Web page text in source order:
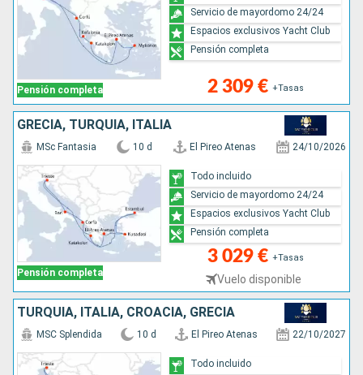
Pensión completa 2 309 € +Tasas
Servicio de mayordomo 24/24
Espacios exclusivos Yacht Club
Pensión completa
GRECIA, TURQUÍA, ITALIA
Pensión completa
MSc Fantasia 10 d El Pireo Atenas 24/10/2026
3 029 € +Tasas
Vuelo disponible
Todo incluido
Servicio de mayordomo 24/24
Espacios exclusivos Yacht Club
Pensión completa
TURQUÍA, ITALIA, CROACIA, GRECIA
MSC Splendida 10 d El Pireo Atenas 22/10/2027
Todo incluido